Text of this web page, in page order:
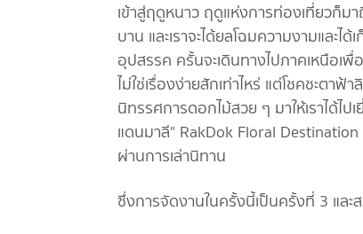
เข้าสู่ฤดูหนาว ฤดูแห่งการท่องเที่ยวก็ม
บาน และเราจะได้ยลโฉมความงามและ
อุปสรรค ครั้นจะเดินทางไปภาคเหนือเ
ไม่ใช่เรื่องง่ายสักเท่าไหร่ แต่โชคชะตา
นิทรรศการดอกไม้สวย ๆ มาให้เราได้
แดนมาลี" RakDok Floral
ผ่านการเล่านิทาน
ซึ่งการจัดงานในครั้งนี้เป็นครั้งที่ 3 และ